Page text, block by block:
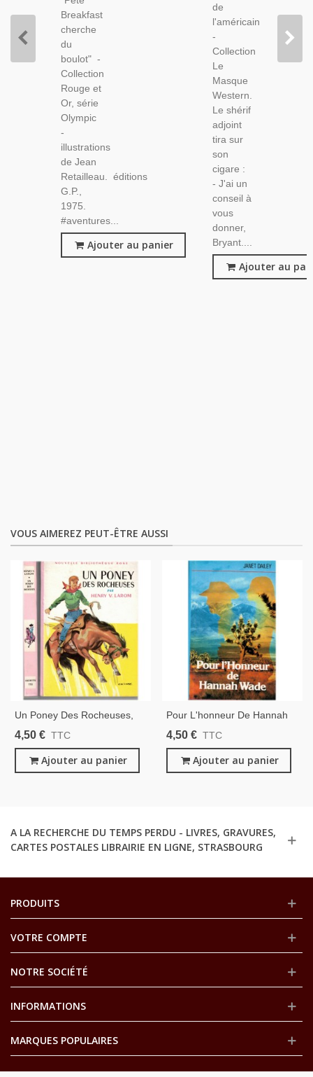
Breakfast
cherche
du
boulot" -
Collection
Rouge et
Or, série
Olympic
-
illustrations
de Jean
Retailleau. éditions
G.P.,
1975.
#aventures...
Ajouter au panier
Policier,
de
l'américain
-
Collection
Le
Masque
Western.
Le shérif
adjoint
tira sur
son
cigare :
- J'ai un
conseil à
vous
donner,
Bryant....
Ajouter au
VOUS AIMEREZ PEUT-ÊTRE AUSSI
Un Poney Des Rocheuses,
Henry Larom, 1964 - Far
Bibliothèque Rose
4,50 € TTC
Ajouter au panier
Pour L'honneur De Hannah
Wade, Janet Dailey, 1986 -
1880, Femme Blanche
Kidnappée Par Apaches
4,50 € TTC
Ajouter au panier
A LA RECHERCHE DU TEMPS PERDU - LIVRES, GRAVURES,
CARTES POSTALES LIBRAIRIE EN LIGNE, STRASBOURG
PRODUITS
VOTRE COMPTE
NOTRE SOCIÉTÉ
INFORMATIONS
MARQUES POPULAIRES